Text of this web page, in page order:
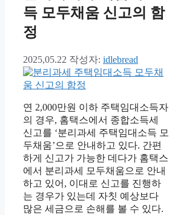
득 모두채움 신고의 함
정
2025,05.22 작성자: idlebread
연 2,000만원 이하 주택임대소득자
의 경우, 홈택스에서 종합소득세
신고를 ‘분리과세 주택임대소득 모
두채움’으로 안내하고 있다. 간편
하게 신고가 가능한 데다가 홈택스
에서 분리과세 모두채움으로 안내
하고 있어, 이대로 신고를 진행하
는 경우가 있는데 자칫 예상보다
많은 세금으로 손해를 볼 수 있다.